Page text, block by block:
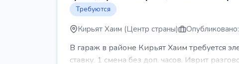
Требуются
Кирьят Хаим (Центр страны)
В гараж в районе Кирьят Хаим требуется
ставку. 1 смена без доп. часов. Иврит